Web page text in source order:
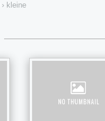
› kleine